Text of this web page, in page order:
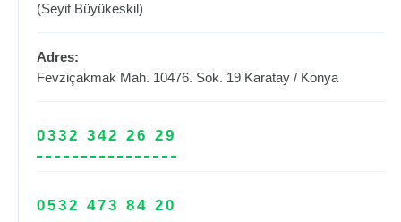
(Seyit Büyükeskil)
Adres:
Fevziçakmak Mah. 10476. Sok. 19 Karatay / Konya
0332 342 26 29
0532 473 84 20